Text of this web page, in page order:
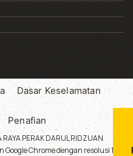
Dasar Keselamatan
Penafian
PERAK DARUL RIDZUAN
Chrome dengan resolusi 1024 x